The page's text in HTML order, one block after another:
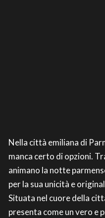
Nella città emiliana di
manca certo di opzioni.
animano la notte
per la sua unicità e
Situata nel cuore della
presenta come un vero